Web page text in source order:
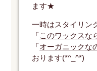
ます★
一時はスタイリン
「このワックスな
「オーガニックな
おります(*^_^*)